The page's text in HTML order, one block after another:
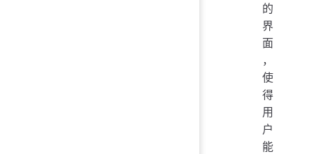
的
界
面
，
使
得
用
户
能